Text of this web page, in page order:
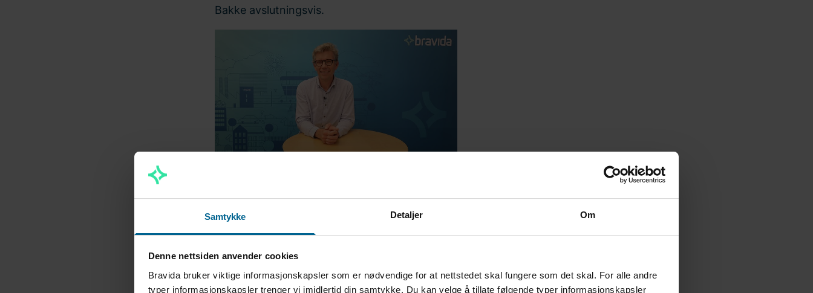
Samtykke Detaljer Om
Denne nettsiden anvender cookies
Bravida bruker viktige informasjonskapsler som er nødvendige for at nettstedet skal fungere som det skal. For alle andre
typer informasjonskapsler trenger vi imidlertid din samtykke. Du kan velge å tillate følgende typer informasjonskapsler
Bakke avslutningsvis.
Tore Bakke, administrerende direktør i Bravida Norge. Foto: Bravida
Konsernsjef Mattias Johansson har videre gjort noen